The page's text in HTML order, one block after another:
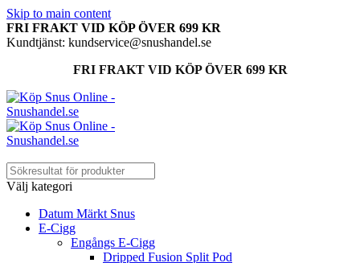
Skip to main content
FRI FRAKT VID KÖP ÖVER 699 KR
Kundtjänst: kundservice@snushandel.se
FRI FRAKT VID KÖP ÖVER 699 KR
Välj kategori
Datum Märkt Snus
E-Cigg
Engångs E-Cigg
Dripped Fusion Split Pod